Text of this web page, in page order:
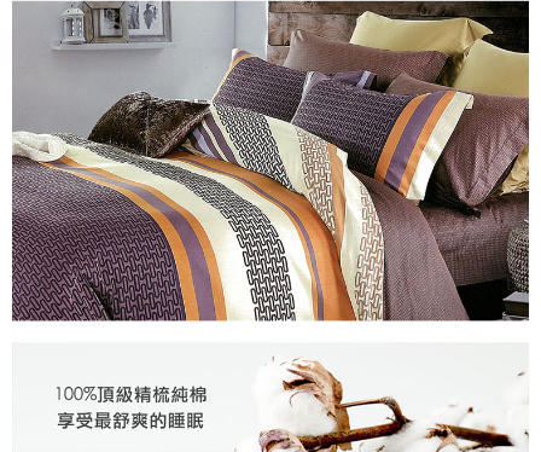
https://aftee.tw/terms/#terms3
３．未成年的使用者請事先徵得法定代理人或監護人之同意方可使用
「AFTEE先享後付」，若未經同意申辦者引起之損失，本公司不負相關責
４．使用「AFTEE先享後付」時，將依據個別帳號之用戶狀況，依本公司即
時審查核予不同之上限額度；若仍有額度不足之情形，本公司將視審查結果
請求用戶進行身份認證。
５．嚴禁一人註冊多個帳號或使用他人資訊註冊。若發現惡意使用之情形，
恩沛科技股份有限公司將有權停止該用戶之使用額度並採取法律行動。